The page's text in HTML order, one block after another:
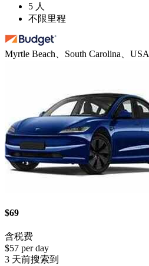
5 人
不限里程
Myrtle Beach、South Carolina、USA
$69
含税费
$57 per day
3 天前搜索到